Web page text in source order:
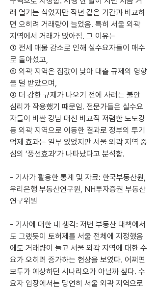
래 열기는 식었지만 작년 같은 기간과 비교하
면 오히려 거래량이 늘었음. 특히 서울 외곽
지역에서 거래가 많아짐. 그 이유는
① 전세 매물 감소로 인해 실수요자들이 매수
로 돌아섰고,
② 외곽 지역은 집값이 낮아 대출 규제의 영향
을 덜 받았으며,
③ 더 강한 규제가 나오기 전에 사려는 불안
심리가 작용했기 때문임. 전문가들은 실수요
자들이 비싼 강남 대신 비교적 저렴한 노도강
등 외곽 지역으로 이동한 결과로 정부의 투기
억제 효과는 일부 있었지만 서울 외곽 지역 중
심의 ‘풍선효과’가 나타났다고 분석함.
- 기사가 활용한 통계 및 자료: 한국부동산원,
우리은행 부동산연구원, NH투자증권 부동산
연구위원
- 기사에 대한 내 생각: 저번 부동산 대책에서
도 그랬듯이 토허제를 서울 전체에 지정했음
에도 거래량이 늘고 서울 외곽 지역에 대한 수
요가 오히려 증가하는 현상을 보였다. 어쩌면
모두가 예상하던 시나리오가 아닐까 싶다. 수
요자 입장에서는 당연히 서울 외곽 지역으로